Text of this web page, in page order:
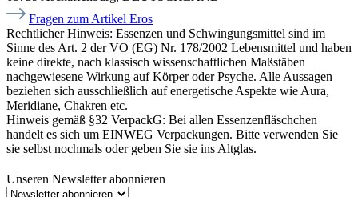
Fragen zum Artikel Eros
Rechtlicher Hinweis: Essenzen und Schwingungsmittel sind im
Sinne des Art. 2 der VO (EG) Nr. 178/2002 Lebensmittel und haben
keine direkte, nach klassisch wissenschaftlichen Maßstäben
nachgewiesene Wirkung auf Körper oder Psyche. Alle Aussagen
beziehen sich ausschließlich auf energetische Aspekte wie Aura,
Meridiane, Chakren etc.
Hinweis gemäß §32 VerpackG: Bei allen Essenzenfläschchen
handelt es sich um EINWEG Verpackungen. Bitte verwenden Sie
sie selbst nochmals oder geben Sie sie ins Altglas.
Unseren Newsletter abonnieren